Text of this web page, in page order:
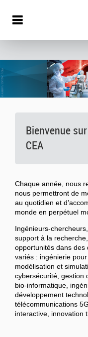
Bienvenue
CEA
Chaque année, nous
nous permettront de
au quotidien et
monde en perpétuel
Ingénieurs-
support à la
opportunités dans des
variés : ingénierie
modélisation et
cybersécurité, gestion
bio-informatique,
développement
télécommunications
interactive, innovation